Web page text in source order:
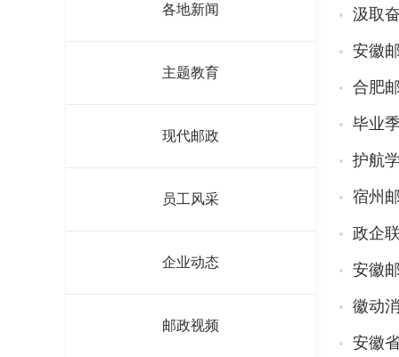
各地新闻
主题教育
现代邮政
员工风采
企业动态
邮政视频
汲取
安徽
合肥
毕业
护航
宿州
政企
安徽
徽动
安徽